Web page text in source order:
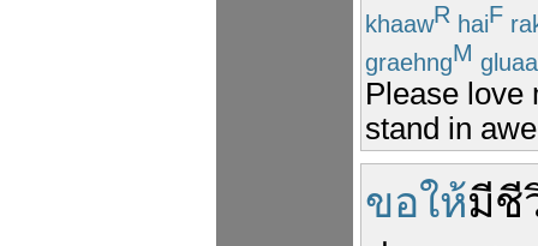
khaawR haiF
graehngM gluaa
Please love
stand in
ขอให้มีชี